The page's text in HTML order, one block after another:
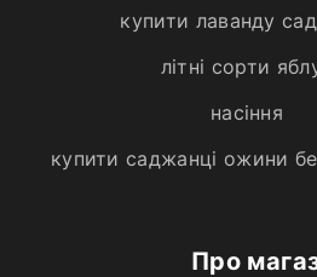
купити лаванду
літні сорти
насіння
купити саджанці ожини
Про